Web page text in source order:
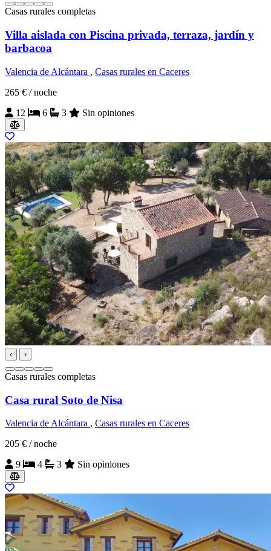
Casas rurales completas
Villa aislada con Piscina privada, terraza, jardín y
barbacoa
Valencia de Alcántara , Casas rurales en Caceres
265 € / noche
12
6 3 Sin opiniones
‹ ›
Casas rurales completas
Casa rural Soto de Nisa
Valencia de Alcántara , Casas rurales en Caceres
205 € / noche
9
4 3 Sin opiniones